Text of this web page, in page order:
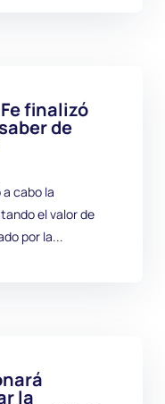
finalizó
de
cabo la
el valor de
por la...
la